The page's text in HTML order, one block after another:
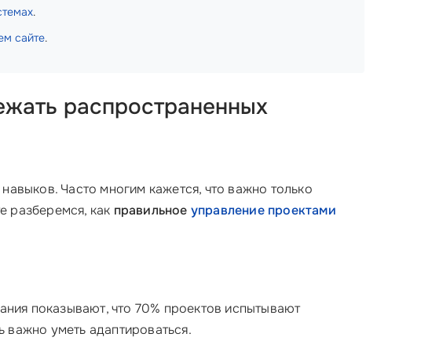
.
сайте.
распространенных
Часто многим кажется, что важно только
разберемся, как правильное управление проектами
показывают, что 70% проектов испытывают
уметь адаптироваться.